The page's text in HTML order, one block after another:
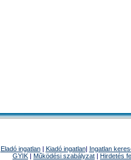
Eladó ingatlan| Kiadó ingatlan| Ingatlan
GYIK | Működési szabályzat | Hirdetés